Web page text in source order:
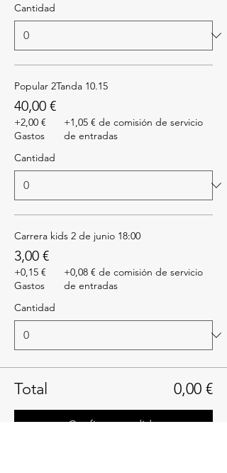
Cantidad
Popular 2Tanda 10.15
40,00 €
+2,00 €
Gastos
+1,05 € de comisión de servicio
de entradas
Cantidad
Carrera kids 2 de junio 18:00
3,00 €
+0,15 €
Gastos
+0,08 € de comisión de servicio
de entradas
Cantidad
Total 0,00 €
Confirmar pedido